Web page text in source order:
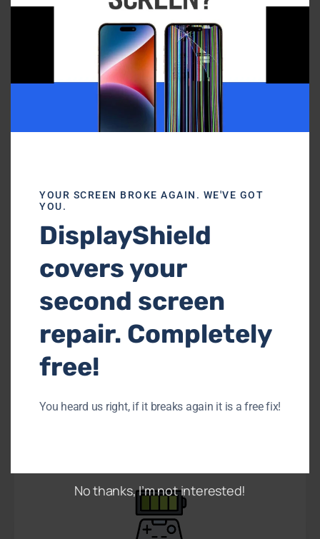
Disparadores y botones
que no responden
¡Echemos un vistazo a su controlador
hoy mismo! Pásese por una de nuestras
tiendas y estaremos encantados de
Deriva del joystick
¿Tu joystick está pegajoso o atascado
derrapando? Es muy probable que le
técnicos se lo repare.
YOUR SCREEN BROKE AGAIN. WE'VE GOT
YOU.
DisplayShield
covers your
second screen
repair. Completely
free!
You heard us right, if it breaks again it is a free fix!
No thanks, I’m not interested!